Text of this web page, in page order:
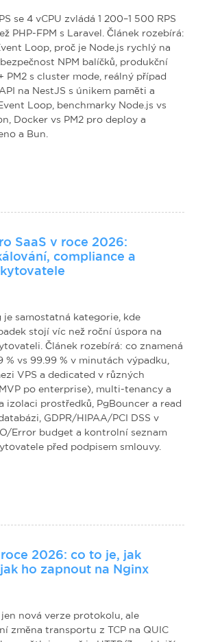
se 4 vCPU zvládá 1 200–1 500 RPS
PHP-FPM s Laravel. Článek rozebírá:
Loop, proč je Node.js rychlý na
NPM balíčků, produkční
PM2 s cluster mode, reálný případ
na NestJS s únikem paměti a
Loop, benchmarky Node.js vs
Docker vs PM2 pro deploy a
a Bun.
SaaS v roce 2026:
compliance a
je samostatná kategorie, kde
stojí víc než roční úspora na
Článek rozebírá: co znamená
% vs 99.99 % v minutách výpadku,
VPS a dedicated v různých
po enterprise), multi-tenancy a
izolaci prostředků, PgBouncer a read
GDPR/HIPAA/PCI DSS v
Error budget a kontrolní seznam
před podpisem smlouvy.
2026: co to je, jak
ho zapnout na Nginx
nová verze protokolu, ale
změna transportu z TCP na QUIC